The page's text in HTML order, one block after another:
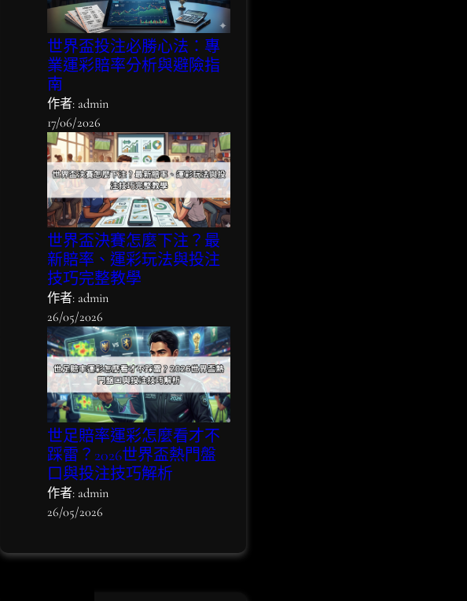
世界盃投注必勝心法：專
業運彩賠率分析與避險指
南
作者: admin
17/06/2026
世界盃決賽怎麼下注？最
新賠率、運彩玩法與投注
技巧完整教學
作者: admin
26/05/2026
世足賠率運彩怎麼看才不
踩雷？2026世界盃熱門盤
口與投注技巧解析
作者: admin
26/05/2026